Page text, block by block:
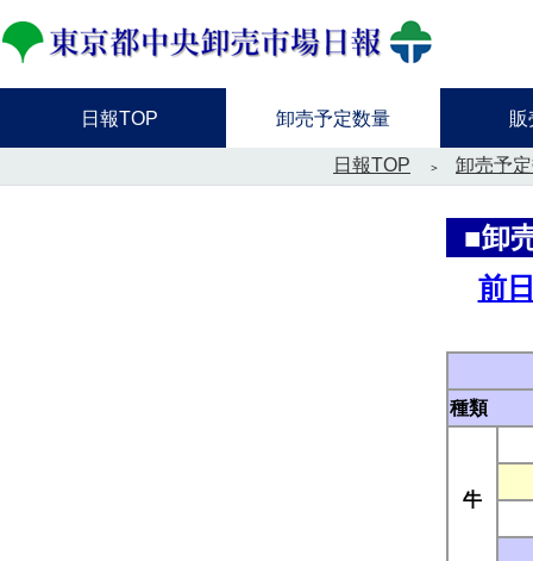
日報TOP 卸売予定数量 販
日報TOP 卸売予
■卸
前
種類
牛